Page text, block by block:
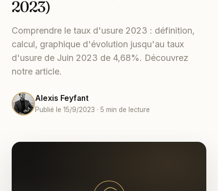
2023)
Comprendre le taux d'usure 2023 : définition,
calcul, graphique d'évolution jusqu'au taux
d'usure de Juin 2023 de 4,68%. Découvrez
notre article.
Alexis Feyfant
Publié le 15/9/2023 · 5 min de lecture